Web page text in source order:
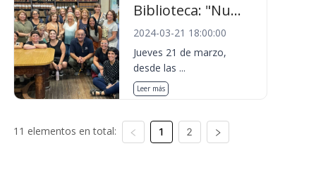
Biblioteca: "Nu...
2024-03-21 18:00:00
Jueves 21 de marzo,
desde las ...
Leer más
11 elementos en total: 1 2